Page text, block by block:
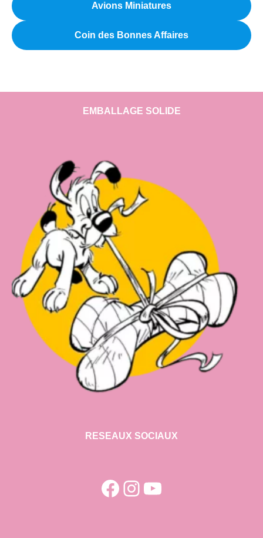
Avions Miniatures
Coin des Bonnes Affaires
EMBALLAGE SOLIDE
RESEAUX SOCIAUX
Facebook
Instagram
YouTube